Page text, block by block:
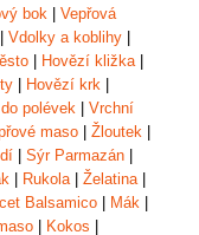
bok | Vepřová
| Vdolky a koblihy |
| Hovězí kližka |
| Hovězí krk |
polévek | Vrchní
maso | Žloutek |
| Sýr Parmazán |
| Rukola | Želatina |
Balsamico | Mák |
| Kokos |